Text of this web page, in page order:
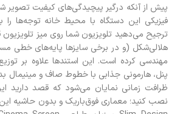
پیش از آنکه درگیر پیچیدگی‌های کیفیت تصویر
فیزیکی این دستگاه با محیط خانه توجه‌ها
ترجیح می‌دهید تلویزیون شما روی میز تلویزیون
هلالی‌شکل (و در برخی سایزها پایه‌های خطی
مهندسی کرده است. این استندها علاوه بر
پنل، هارمونی جذابی با خطوط صاف و مینیمال
ظرافت زمانی نمایان می‌شود که قصد دارید
نصب کنید؛ معماری فوق‌باریک و بدون حاشیه